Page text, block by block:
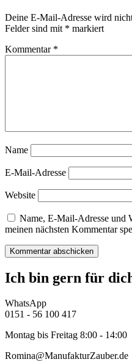
Deine E-Mail-Adresse wird
Felder sind mit * markiert
Kommentar *
Name
E-Mail-Adresse
Website
Name, E-Mail-Adresse und
meinen nächsten Kommentar
Ich bin gern für
WhatsApp
0151 - 56 100 417
Montag bis Freitag 8:00 - 14:00
Romina@ManufakturZauber.de